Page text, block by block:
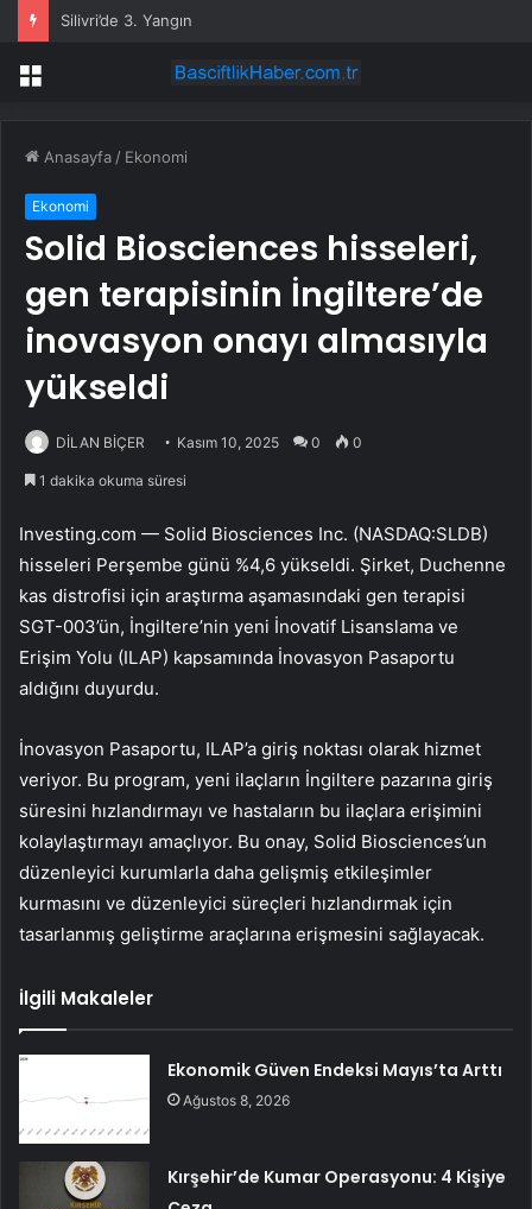
Silivri’de 3. Yangın
Menü
Anasayfa / Ekonomi
Ekonomi
Solid Biosciences hisseleri,
gen terapisinin İngiltere’de
inovasyon onayı almasıyla
yükseldi
DİLAN BİÇER Kasım 10, 2025 0 0
1 dakika okuma süresi
Investing.com — Solid Biosciences Inc. (NASDAQ:SLDB)
hisseleri Perşembe günü %4,6 yükseldi. Şirket, Duchenne
kas distrofisi için araştırma aşamasındaki gen terapisi
SGT-003’ün, İngiltere’nin yeni İnovatif Lisanslama ve
Erişim Yolu (ILAP) kapsamında İnovasyon Pasaportu
aldığını duyurdu.
İnovasyon Pasaportu, ILAP’a giriş noktası olarak hizmet
veriyor. Bu program, yeni ilaçların İngiltere pazarına giriş
süresini hızlandırmayı ve hastaların bu ilaçlara erişimini
kolaylaştırmayı amaçlıyor. Bu onay, Solid Biosciences’un
düzenleyici kurumlarla daha gelişmiş etkileşimler
kurmasını ve düzenleyici süreçleri hızlandırmak için
tasarlanmış geliştirme araçlarına erişmesini sağlayacak.
İlgili Makaleler
Ekonomik Güven Endeksi Mayıs’ta Arttı
Ağustos 8, 2026
Kırşehir’de Kumar Operasyonu: 4 Kişiye